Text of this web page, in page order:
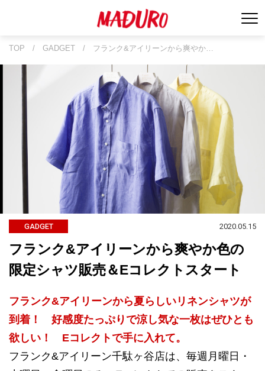
TOP / GADGET / フランク&アイリーンから爽やか…
GADGET 2020.05.15
フランク&アイリーンから爽やか色の
限定シャツ販売＆Eコレクトスタート
フランク&アイリーンから夏らしいリネンシャツが
到着！ 好感度たっぷりで涼し気な一枚はぜひとも
欲しい！ Eコレクトで手に入れて。
フランク&アイリーン千駄ヶ谷店は、毎週月曜日・